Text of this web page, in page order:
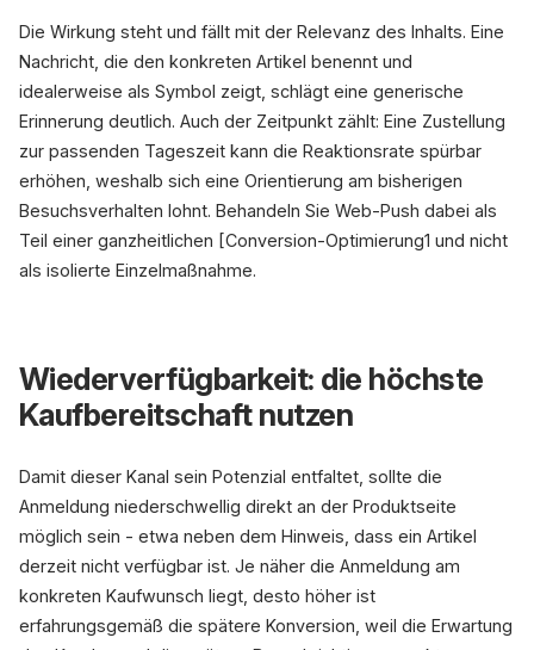
Die Wirkung steht und fällt mit der Relevanz des Inhalts. Eine
Nachricht, die den konkreten Artikel benennt und
idealerweise als Symbol zeigt, schlägt eine generische
Erinnerung deutlich. Auch der Zeitpunkt zählt: Eine Zustellung
zur passenden Tageszeit kann die Reaktionsrate spürbar
erhöhen, weshalb sich eine Orientierung am bisherigen
Besuchsverhalten lohnt. Behandeln Sie Web-Push dabei als
Teil einer ganzheitlichen [Conversion-Optimierung1 und nicht
als isolierte Einzelmaßnahme.
Wiederverfügbarkeit: die höchste
Kaufbereitschaft nutzen
Damit dieser Kanal sein Potenzial entfaltet, sollte die
Anmeldung niederschwellig direkt an der Produktseite
möglich sein - etwa neben dem Hinweis, dass ein Artikel
derzeit nicht verfügbar ist. Je näher die Anmeldung am
konkreten Kaufwunsch liegt, desto höher ist
erfahrungsgemäß die spätere Konversion, weil die Erwartung